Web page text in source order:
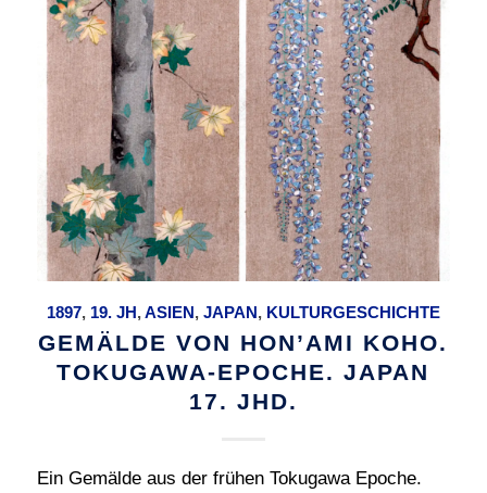
1897, 19. JH,ASIEN, JAPAN, KULTURGESCHICHTE
GEMÄLDE VON HON’AMI KOHO.
TOKUGAWA-EPOCHE. JAPAN
17. JHD.
Ein Gemälde aus der frühen Tokugawa Epoche.